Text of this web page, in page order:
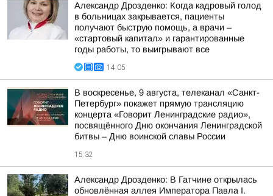
Александр Дрозденко: Когда кадровый голод
в больницах закрывается, пациенты
получают быструю помощь, а врачи –
«стартовый капитал» и гарантированные
годы работы, то выигрывают все
14:05
В воскресенье, 9 августа, телеканал «Санкт-
Петербург» покажет прямую трансляцию
концерта «Говорит Ленинградские радио»,
посвящённого Дню окончания Ленинградской
битвы – Дню воинской славы России
15:32
Александр Дрозденко: В Гатчине открылась
обновлённая аллея Императора Павла I.